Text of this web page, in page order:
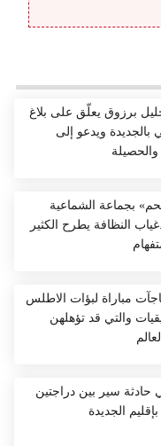
برزوق يعلّق على بلاغ
بالجديدة ويدعو إلى
والحصيلة
بجماعة الشماعية
النظافة يطرح الكثير
فيلدا يكشف مفاجآت مباراة لبؤات الاطلس
والتي قد تؤهلهن
سير بين دراجتين
الجديدة